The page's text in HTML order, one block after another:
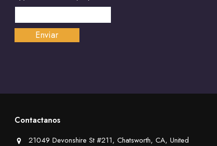
Contactanos
21049 Devonshire St #211, Chatsworth, CA, United